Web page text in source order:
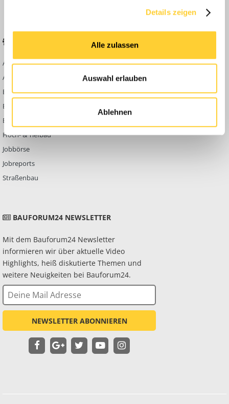
Details zeigen
Alle zulassen
Auswahl erlauben
Ablehnen
Abbruch
Ausbildung & Beruf
Bau Allgemein
Baumaschinen
Berg- & Tagebau
Hoch- & Tiefbau
Jobbörse
Jobreports
Straßenbau
KONTAKT
Werben auf
Bauforum24
Datenschutzerklärung
BAUFORUM24 NEWSLETTER
Mit dem Bauforum24 Newsletter
informieren wir über aktuelle Video
Highlights, heiß diskutierte Themen und
weitere Neuigkeiten bei Bauforum24.
NEWSLETTER ABONNIEREN